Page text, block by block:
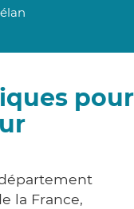
pour
la France,